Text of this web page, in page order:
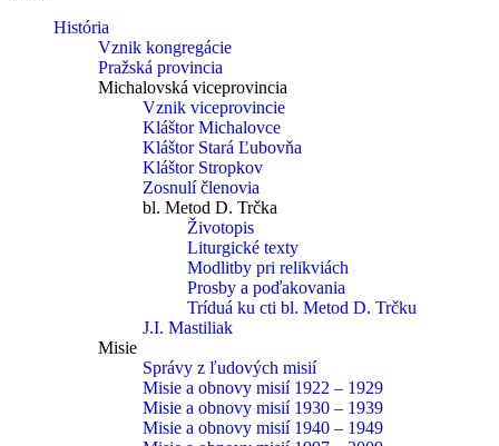
História
Vznik kongregácie
Pražská provincia
Michalovská viceprovincia
Vznik viceprovincie
Kláštor Michalovce
Kláštor Stará Ľubovňa
Kláštor Stropkov
Zosnulí členovia
bl. Metod D. Trčka
Životopis
Liturgické texty
Modlitby pri relikviách
Prosby a poďakovania
Tríduá ku cti bl. Metod D. Trčku
J.I. Mastiliak
Misie
Správy z ľudových misií
Misie a obnovy misií 1922 – 1929
Misie a obnovy misií 1930 – 1939
Misie a obnovy misií 1940 – 1949